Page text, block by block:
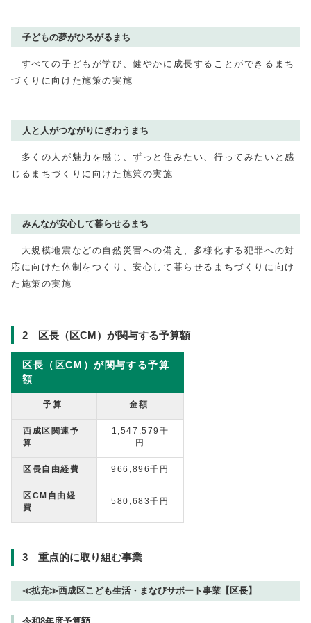
子どもの夢がひろがるまち
すべての子どもが学び、健やかに成長することができるまち
づくりに向けた施策の実施
人と人がつながりにぎわうまち
多くの人が魅力を感じ、ずっと住みたい、行ってみたいと感
じるまちづくりに向けた施策の実施
みんなが安心して暮らせるまち
大規模地震などの自然災害への備え、多様化する犯罪への対
応に向けた体制をつくり、安心して暮らせるまちづくりに向け
た施策の実施
2 区長（区CM）が関与する予算額
区長（区CM）が関与する予算
額
予算 金額
西成区関連予
算
1,547,579千
円
区長自由経費 966,896千円
区CM自由経
費
580,683千円
3 重点的に取り組む事業
≪拡充≫西成区こども生活・まなびサポート事業【区長】